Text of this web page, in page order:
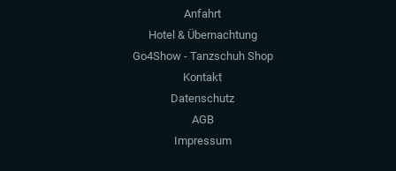
Anfahrt
Hotel & Übernachtung
Go4Show - Tanzschuh Shop
Kontakt
Datenschutz
AGB
Impressum